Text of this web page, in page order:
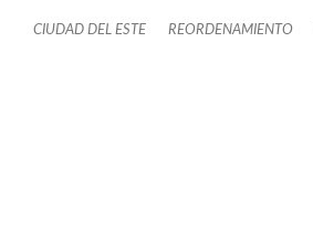
CIUDAD DEL ESTE REORDENAMIENTO